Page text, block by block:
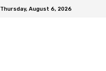
Thursday, August 6, 2026